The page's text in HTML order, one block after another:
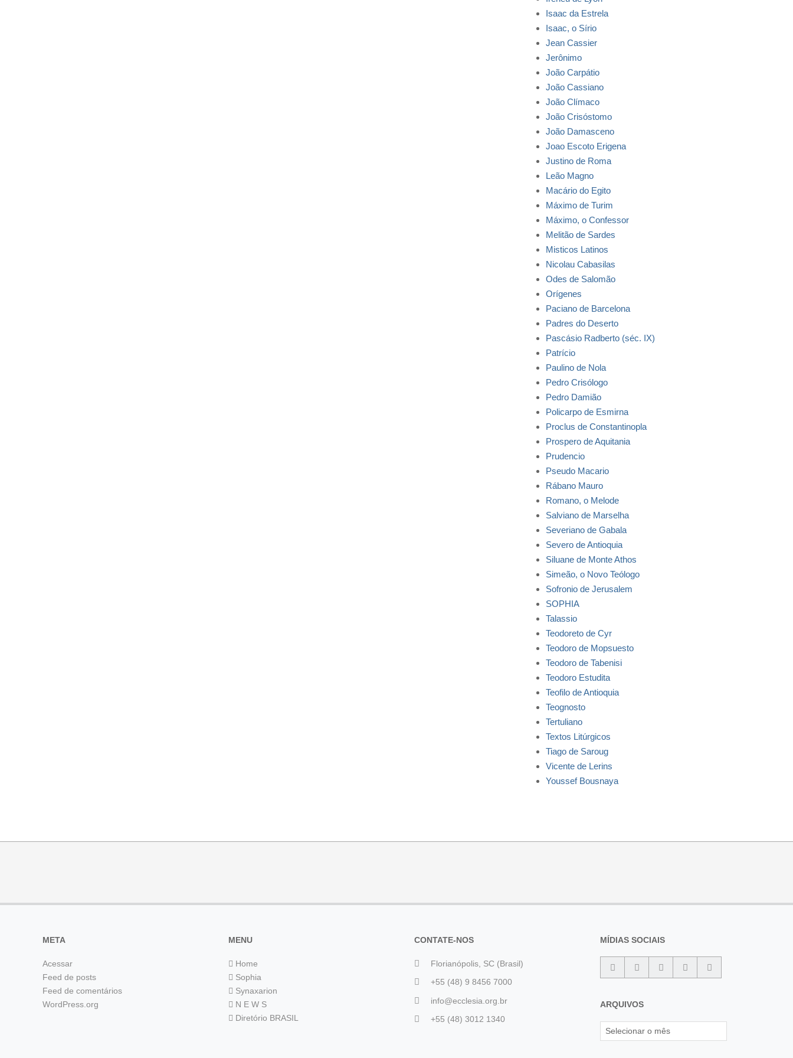
Isaac da Estrela
Isaac, o Sírio
Jean Cassier
Jerônimo
João Carpátio
João Cassiano
João Clímaco
João Crisóstomo
João Damasceno
Joao Escoto Erigena
Justino de Roma
Leão Magno
Macário do Egito
Máximo de Turim
Máximo, o Confessor
Melitão de Sardes
Misticos Latinos
Nicolau Cabasilas
Odes de Salomão
Orígenes
Paciano de Barcelona
Padres do Deserto
Pascásio Radberto (séc. IX)
Patrício
Paulino de Nola
Pedro Crisólogo
Pedro Damião
Policarpo de Esmirna
Proclus de Constantinopla
Prospero de Aquitania
Prudencio
Pseudo Macario
Rábano Mauro
Romano, o Melode
Salviano de Marselha
Severiano de Gabala
Severo de Antioquia
Siluane de Monte Athos
Simeão, o Novo Teólogo
Sofronio de Jerusalem
SOPHIA
Talassio
Teodoreto de Cyr
Teodoro de Mopsuesto
Teodoro de Tabenisi
Teodoro Estudita
Teofilo de Antioquia
Teognosto
Tertuliano
Textos Litúrgicos
Tiago de Saroug
Vicente de Lerins
Youssef Bousnaya
META
Acessar
Feed de posts
Feed de comentários
WordPress.org
MENU
Home
Sophia
Synaxarion
N E W S
Diretório BRASIL
CONTATE-NOS
Florianópolis, SC (Brasil)
+55 (48) 9 8456 7000
info@ecclesia.org.br
+55 (48) 3012 1340
MÍDIAS SOCIAIS
ARQUIVOS